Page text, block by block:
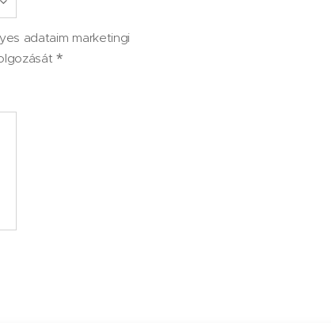
adataim marketingi